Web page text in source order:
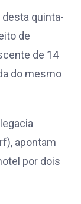
desta quinta-
de
de 14
do mesmo
apontam
por dois